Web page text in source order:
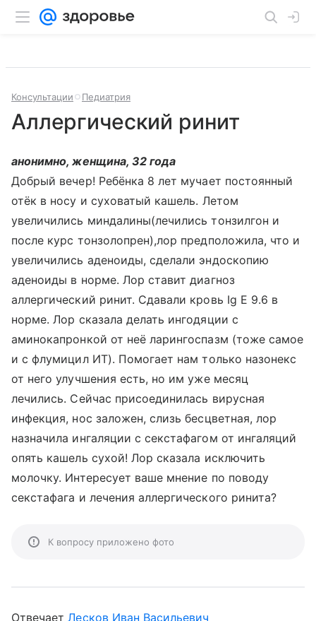
Консультации Педиатрия
Аллергический ринит
анонимно, женщина, 32 года
Добрый вечер! Ребёнка 8 лет мучает постоянный
отёк в носу и суховатый кашель. Летом
увеличились миндалины(лечились тонзилгон и
после курс тонзолопрен),лор предположила, что и
увеличились аденоиды, сделали эндоскопию
аденоиды в норме. Лор ставит диагноз
аллергический ринит. Сдавали кровь Ig E 9.6 в
норме. Лор сказала делать ингодяции с
аминокапронкой от неё ларингоспазм (тоже самое
и с флумицил ИТ). Помогает нам только назонекс
от него улучшения есть, но им уже месяц
лечились. Сейчас присоединилась вирусная
инфекция, нос заложен, слизь бесцветная, лор
назначила ингаляции с секстафагом от ингаляций
опять кашель сухой! Лор сказала исключить
молочку. Интересует ваше мнение по поводу
секстафага и лечения аллергического ринита?
К вопросу приложено фото
ОтвечаетЛесков Иван Васильевич